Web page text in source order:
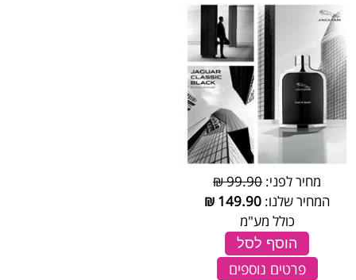
מחיר לפני: 99.90 ₪
המחיר שלנו: 149.90
₪
כולל מע"מ
הוסף לסל
פרטים נוספים